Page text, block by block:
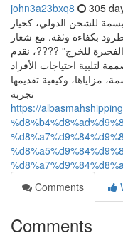
john3a23bxq8 305
للشحن الدولي، كخيار
بكفاءة وثقة. مع شعار
للخرج” ????، نقدم
احتياجات الأفراد
مزاياها، وكيفية تقديمها
تجربة
https://
Comments
Comments